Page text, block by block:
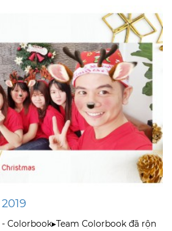
Colorbook▸Team Colorbook đã rộn